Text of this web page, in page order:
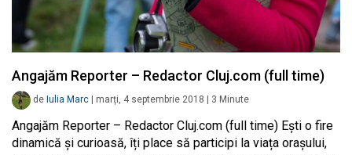
Angajăm Reporter – Redactor Cluj.com (full time)
de Iulia Marc marți, 4 septembrie 2018 3 Minute
Angajăm Reporter – Redactor Cluj.com (full time) Ești o fire
dinamică și curioasă, îți place să participi la viața orașului,